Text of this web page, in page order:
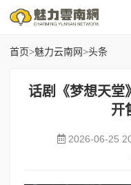
首页>魅力云南网>头条
话剧《梦想天堂
开
2026-06-25